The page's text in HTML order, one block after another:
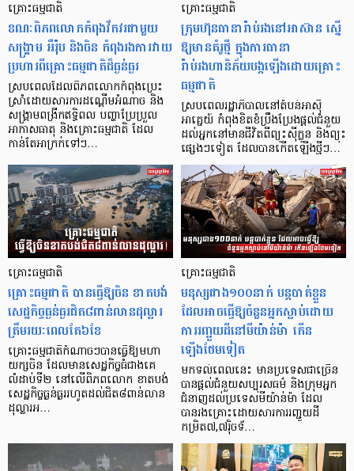
គ្រោះធម្មជាតិ
ខណៈពិភពលោកកំពុងវឹកវរជាមួយ
សង្គ្រាម ​អឺរ៉ុប និងចិន កំពុងរងការវាយ
ប្រហារពីគ្រោះធម្មជាតិដ៏ធ្ងន់ធ្ងរ
ស្របពេលដែលពិភពលោកកំពុងប្រេះ
ស្រាំដោយសារការដណ្តើមអំណាច និង
សង្គ្រាមពង្រីកឥទ្ធិពល បញ្ហាប្រែប្រួល
អាកាសធាតុ និងគ្រោះធម្មជាតិ ដែល
កាន់តែអាក្រក់ទៅៗ…
គ្រោះធម្មជាតិ
ក្រុមហ៊ុនធានារ៉ាប់រងនៅអាស៊ាន ស្នើ
ឱ្យមានគំរូថ្មី ក្នុងការធានា
រ៉ាប់រងហានិភ័យបង្កឡើងដោយគ្រោះ
ធម្មជាតិ
ស្របពេលរដ្ឋាភិបាលនៅតំបន់អាស៊ី
អាគ្នេយ៍ កំពុងខិតខំប្រឹងប្រែងផ្តល់ជំនួយ
ដល់អ្នកនៅមានជីវិតពីព្យុះស៊ីក្លូន និងព្យុះ
ផ្សេងៗទៀត ដែលបានកើតឡើងថ្មីៗ…
គ្រោះធម្មជាតិ
គ្រោះធម្មជាតិ បានធ្វើឱ្យចិន ខាតបង់
សេដ្ឋកិច្ចធ្ងន់ធ្ងរជិត៨ពាន់លានដុល្លារ
ត្រឹមរយៈពេលតែ៦ខែ
គ្រោះធម្មជាតិកំណាចៗបានធ្វើឱ្យមហា
យក្សចិន ដែលមានសេដ្ឋកិច្ចធំជាងគេ
លំដាប់ទី២ នៅលើពិភពលោក ខាតបង់
សេដ្ឋកិច្ចធ្ងន់ធ្ងររហូតដល់ជិត៨ពាន់លាន
ដុល្លារអ…
គ្រោះធម្មជាតិ
មនុស្សជាង១០០នាក់ បន្តបាត់ខ្លួន
ដែលអាចធ្វើឱ្យចំនួនអ្នកស្លាប់ដោយ
ការរញ្ជួយដីនៅមីយ៉ាន់ម៉ា កើន
ឡើងថែមទៀត
មកទល់ពេលនេះ មានប្រទេសជាច្រើន
បានផ្តល់ជំនួយសប្បុរសធម៌ និងក្រុមអ្នក
ជំនាញដល់ប្រទេសមីយ៉ាន់ម៉ា ដែល
បានរងគ្រោះដោយសារការរញ្ជួយដី
កម្រិត៧,៧រ៉ិចទ័…